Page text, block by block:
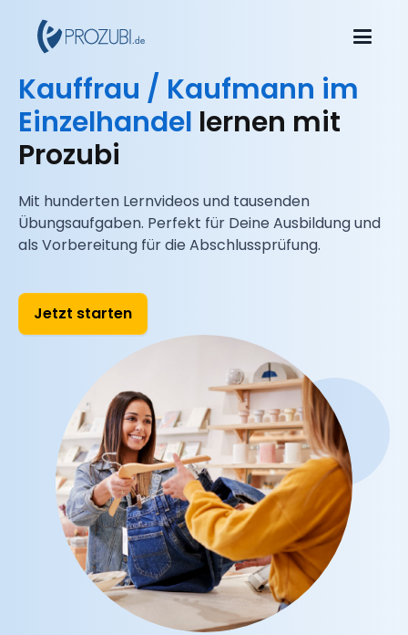
Kauffrau / Kaufmann im
Einzelhandel lernen mit
Prozubi
Mit hunderten Lernvideos und tausenden
Übungsaufgaben. Perfekt für Deine Ausbildung und
als Vorbereitung für die Abschlussprüfung.
Jetzt starten